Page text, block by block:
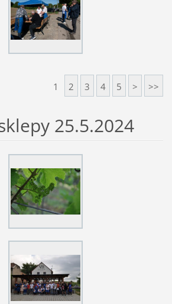
1 2 3 4 5 > >>
25.5.2024